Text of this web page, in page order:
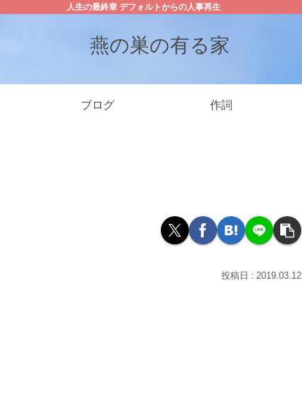
人生の最終章 デフォルトからの人事再生
燕の巣の有る家
ブログ 作詞
2019.03.12